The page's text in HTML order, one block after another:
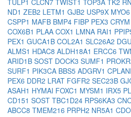
TULP1 CLCN7 TWIST1 TOP3A TK2
ND1 ZEB2 LETM1 GJB2 USP9X MYO6
CSPP1 MAFB BMP4 FIBP PEX3 CRYM
COX6B1 PLAA COX1 LMNA RAI1
PEX1 GUCA1B COL2A1 SLC26A2
ALMS1 HDAC8 ALDH18A1 ERCC6
ARID1B SOST DOCK3 SUMF1
SURF1 PIK3CA BBS5 ADGRV1
PEX6 DDR2 LRAT FGFR2 SEC23B
ASAH1 HYMAI FOXC1 MYSM1 IRX5
CD151 SOST TBC1D24 RPS6KA3
ABCC8 TMEM216 PRPH2 NR5A1